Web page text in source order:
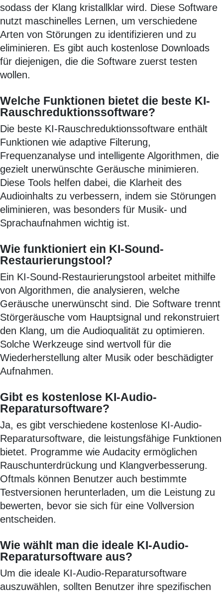
sodass der Klang kristallklar wird. Diese Software
nutzt maschinelles Lernen, um verschiedene
Arten von Störungen zu identifizieren und zu
eliminieren. Es gibt auch kostenlose Downloads
für diejenigen, die die Software zuerst testen
wollen.
Welche Funktionen bietet die beste KI-
Rauschreduktionssoftware?
Die beste KI-Rauschreduktionssoftware enthält
Funktionen wie adaptive Filterung,
Frequenzanalyse und intelligente Algorithmen, die
gezielt unerwünschte Geräusche minimieren.
Diese Tools helfen dabei, die Klarheit des
Audioinhalts zu verbessern, indem sie Störungen
eliminieren, was besonders für Musik- und
Sprachaufnahmen wichtig ist.
Wie funktioniert ein KI-Sound-
Restaurierungstool?
Ein KI-Sound-Restaurierungstool arbeitet mithilfe
von Algorithmen, die analysieren, welche
Geräusche unerwünscht sind. Die Software trennt
Störgeräusche vom Hauptsignal und rekonstruiert
den Klang, um die Audioqualität zu optimieren.
Solche Werkzeuge sind wertvoll für die
Wiederherstellung alter Musik oder beschädigter
Aufnahmen.
Gibt es kostenlose KI-Audio-
Reparatursoftware?
Ja, es gibt verschiedene kostenlose KI-Audio-
Reparatursoftware, die leistungsfähige Funktionen
bietet. Programme wie Audacity ermöglichen
Rauschunterdrückung und Klangverbesserung.
Oftmals können Benutzer auch bestimmte
Testversionen herunterladen, um die Leistung zu
bewerten, bevor sie sich für eine Vollversion
entscheiden.
Wie wählt man die ideale KI-Audio-
Reparatursoftware aus?
Um die ideale KI-Audio-Reparatursoftware
auszuwählen, sollten Benutzer ihre spezifischen